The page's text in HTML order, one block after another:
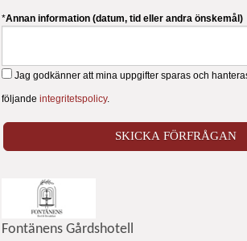
*Annan information (datum, tid eller andra önskemål)
Jag godkänner att mina uppgifter sparas och
följandeintegritetspolicy.
Fontänens Gårdshotell